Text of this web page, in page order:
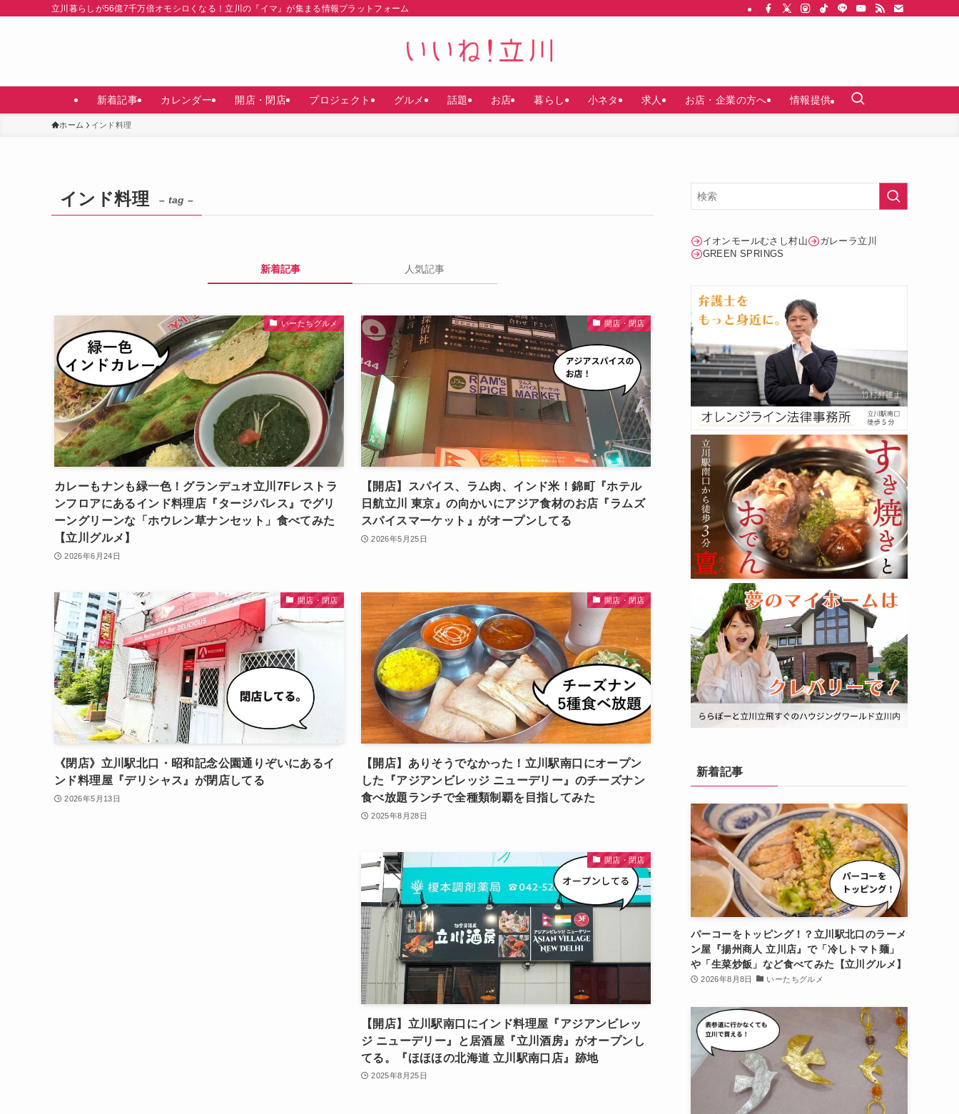
立川暮らしが56億7千万倍オモシロくなる！立川の『イマ』が集まる情報プラットフォーム
新着記事 カレンダー 開店・閉店 プロジェクト グルメ 話題 お店 暮らし 小ネタ 求人 お店・企業の方へ 情報提供
ホーム インド料理
インド料理 – tag –
新着記事 人気記事
いーたちグルメ
カレーもナンも緑一色！グランデュオ立川7Fレストラ
ンフロアにあるインド料理店『タージパレス』でグリ
ーングリーンな「ホウレン草ナンセット」食べてみた
【立川グルメ】
2026年6月24日
開店・閉店
【開店】スパイス、ラム肉、インド米！錦町『ホテル
日航立川 東京』の向かいにアジア食材のお店『ラムズ
スパイスマーケット』がオープンしてる
2026年5月25日
開店・閉店
《閉店》立川駅北口・昭和記念公園通りぞいにあるイ
ンド料理屋『デリシャス』が閉店してる
2026年5月13日
開店・閉店
【開店】ありそうでなかった！立川駅南口にオープン
した『アジアンビレッジ ニューデリー』のチーズナン
食べ放題ランチで全種類制覇を目指してみた
2025年8月28日
開店・閉店
【開店】立川駅南口にインド料理屋『アジアンビレッ
ジ ニューデリー』と居酒屋『立川酒房』がオープンし
てる。『ほほほの北海道 立川駅南口店』跡地
2025年8月25日
イオンモールむさし村山
ガレーラ立川
GREEN SPRINGS
新着記事
パーコーをトッピング！？立川駅北口のラーメ
ン屋『揚州商人 立川店』で「冷しトマト麺」
や「生菜炒飯」など食べてみた【立川グルメ】
2026年8月8日 いーたちグルメ